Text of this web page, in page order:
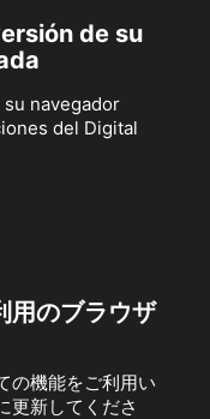
de su
navegador
del Digital
用のブラウザ
の機能をご利用い
更新してくださ